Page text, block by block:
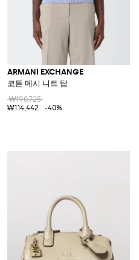
ARMANI EXCHANGE
코튼 메시 니트 탑
₩190,725
₩114,442
-40%